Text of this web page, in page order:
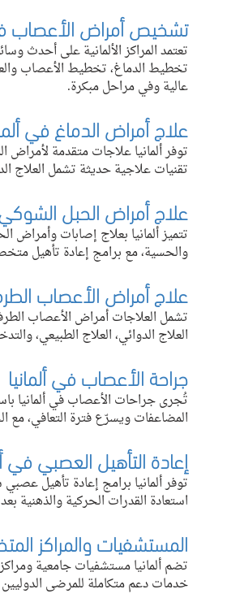
تشخيص أمراض الأعصاب
تعتمد المراكز الألمانية على أحدث
تخطيط الدماغ، تخطيط الأعصاب
عالية وفي مراحل مبكرة.
علاج أمراض الدماغ في
توفر ألمانيا علاجات متقدمة لأمراض
تقنيات علاجية حديثة تشمل العلاج
علاج أمراض الحبل الشوكي
تتميز ألمانيا بعلاج إصابات
والحسية، مع برامج إعادة تأهيل
علاج أمراض الأعصاب
تشمل العلاجات أمراض الأعصاب
العلاج الدوائي، العلاج الطبيعي،
جراحة الأعصاب في ألمانيا
تُجرى جراحات الأعصاب في ألمانيا
المضاعفات ويسرّع فترة التعافي، مع
إعادة التأهيل العصبي في
توفر ألمانيا برامج إعادة تأهيل
استعادة القدرات الحركية والذهنية
المستشفيات والمراكز
تضم ألمانيا مستشفيات جامعية
خدمات دعم متكاملة للمرضى